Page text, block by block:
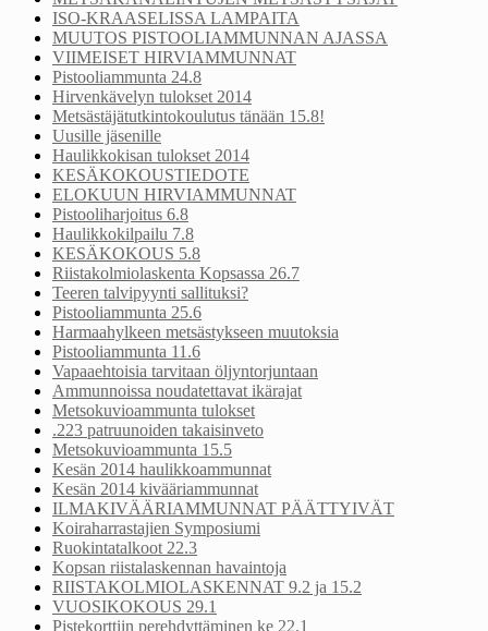
ISO-KRAASELISSA LAMPAITA
MUUTOS PISTOOLIAMMUNNAN AJASSA
VIIMEISET HIRVIAMMUNNAT
Pistooliammunta 24.8
Hirvenkävelyn tulokset 2014
Metsästäjätutkintokoulutus tänään 15.8!
Uusille jäsenille
Haulikkokisan tulokset 2014
KESÄKOKOUSTIEDOTE
ELOKUUN HIRVIAMMUNNAT
Pistooliharjoitus 6.8
Haulikkokilpailu 7.8
KESÄKOKOUS 5.8
Riistakolmiolaskenta Kopsassa 26.7
Teeren talvipyynti sallituksi?
Pistooliammunta 25.6
Harmaahylkeen metsästykseen muutoksia
Pistooliammunta 11.6
Vapaaehtoisia tarvitaan öljyntorjuntaan
Ammunnoissa noudatettavat ikärajat
Metsokuvioammunta tulokset
.223 patruunoiden takaisinveto
Metsokuvioammunta 15.5
Kesän 2014 haulikkoammunnat
Kesän 2014 kivääriammunnat
ILMAKIVÄÄRIAMMUNNAT PÄÄTTYIVÄT
Koiraharrastajien Symposiumi
Ruokintatalkoot 22.3
Kopsan riistalaskennan havaintoja
RIISTAKOLMIOLASKENNAT 9.2 ja 15.2
VUOSIKOKOUS 29.1
Pistekorttiin perehdyttäminen ke 22.1